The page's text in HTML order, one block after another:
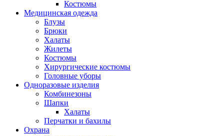
Костюмы
Медицинская одежда
Блузы
Брюки
Халаты
Жилеты
Костюмы
Хирургические костюмы
Головные уборы
Одноразовые изделия
Комбинезоны
Шапки
Халаты
Перчатки и бахилы
Охрана